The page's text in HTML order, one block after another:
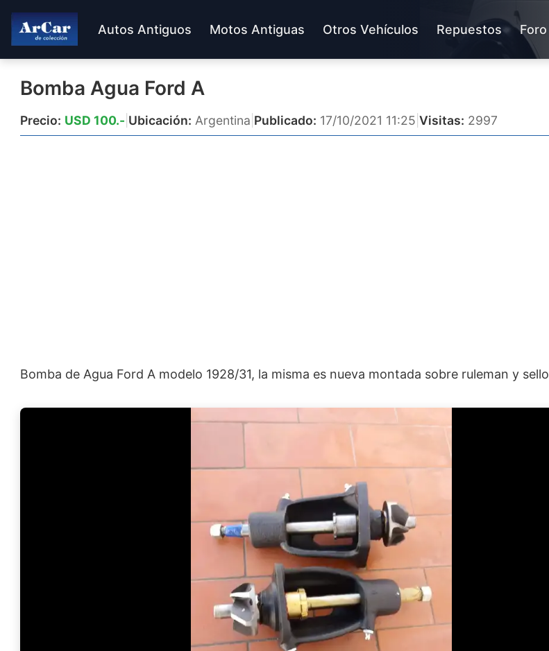
Autos Antiguos Motos Antiguas Otros Vehículos Repuestos Foro
Bomba Agua Ford A
Precio: USD 100.- Ubicación: Argentina Publicado: 17/10/2021 11:25 Visitas: 2997
Bomba de Agua Ford A modelo 1928/31, la misma es nueva montada sobre ruleman y sello